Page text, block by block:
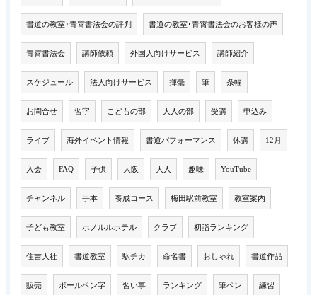
書道の教室･青霄書法会の評判 書道の教室･青霄書法会のお客様の声
青霄書法会 講師依頼 外国人向けサービス 講師紹介
スケジュール 法人向けサービス 揮毫 筆 条幅
お問合せ 習字 こどもの部 大人の部 受講 申込み
ライブ 海外イベント情報 書道パフォーマンス 休講 12月
入会 FAQ 子供 大阪 大人 趣味 YouTube
チャンネル 手本 養成コース 梅田駅前教室 教室案内
子ども教室 ホノルルホテル クラブ 初詣ランキング
住吉大社 書道教室 駅チカ 命名書 おしゃれ 書道作品
販売 ボールペン字 習い事 ランキング 筆ペン 練習